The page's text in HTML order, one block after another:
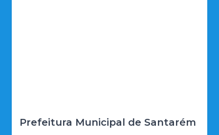
Prefeitura Municipal de Santarém